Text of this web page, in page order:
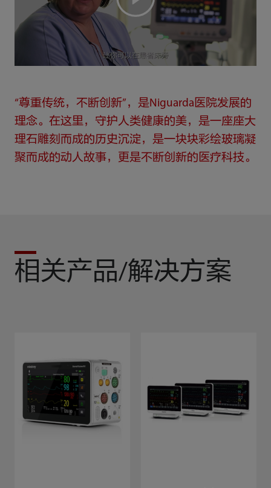
“尊重传统，不断创新”，是Niguarda医院发展的
理念。在这里，守护人类健康的美，是一座座大
理石雕刻而成的历史沉淀，是一块块彩绘玻璃凝
聚而成的动人故事，更是不断创新的医疗科技。
相关产品/解决方案